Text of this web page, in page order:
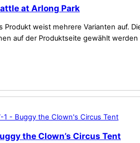
at Arlong Park
Produkt weist mehrere Varianten auf.
auf der Produktseite gewählt werden
the Clown’s Circus Tent